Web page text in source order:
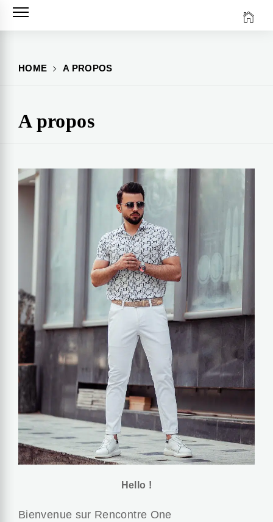
Skip
HOME A PROPOS
A propos
Hello !
Bienvenue sur Rencontre One